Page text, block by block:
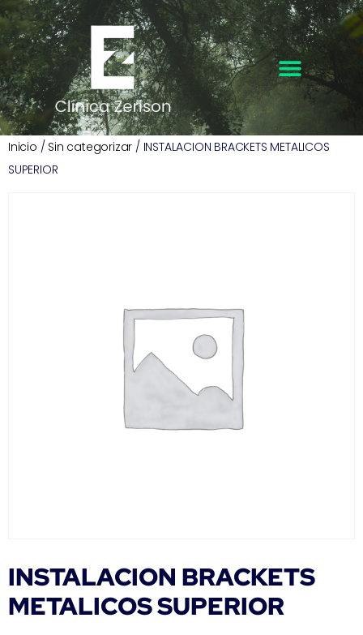
Inicio / Sin categorizar / INSTALACION BRACKETS METALICOS
SUPERIOR
INSTALACION BRACKETS
METALICOS SUPERIOR